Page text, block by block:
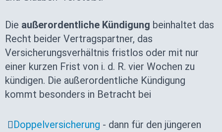
Die außerordentliche Kündigung beinhaltet das
Recht beider Vertragspartner, das
Versicherungsverhältnis fristlos oder mit nur
einer kurzen Frist von i. d. R. vier Wochen zu
kündigen. Die außerordentliche Kündigung
kommt besonders in Betracht bei
Doppelversicherung - dann für den jüngeren